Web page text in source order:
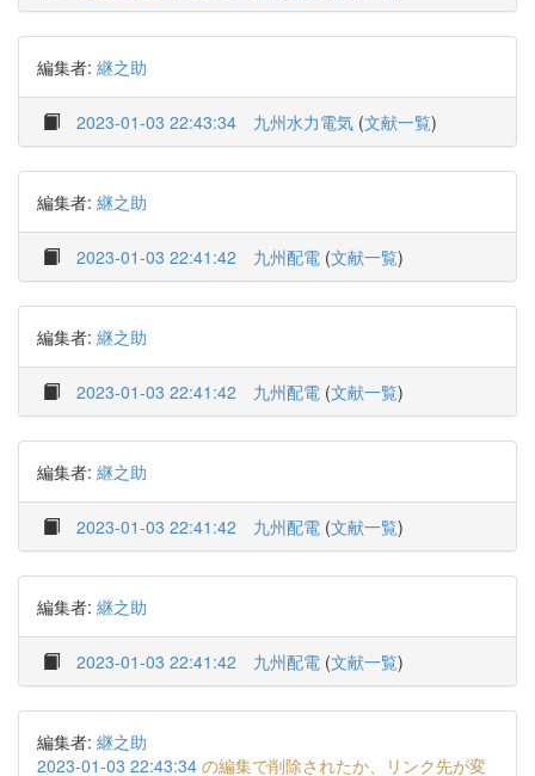
編集者: 継之助
2023-01-03 22:43:34 九州水力電気 (文献一覧)
編集者: 継之助
2023-01-03 22:41:42 九州配電 (文献一覧)
編集者: 継之助
2023-01-03 22:41:42 九州配電 (文献一覧)
編集者: 継之助
2023-01-03 22:41:42 九州配電 (文献一覧)
編集者: 継之助
2023-01-03 22:41:42 九州配電 (文献一覧)
編集者: 継之助
2023-01-03 22:43:34 の編集で削除されたか、リンク先が変